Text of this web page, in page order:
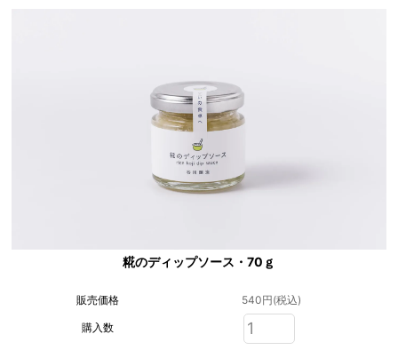
糀のディップソース・70ｇ
販売価格 540円(税込)
購入数